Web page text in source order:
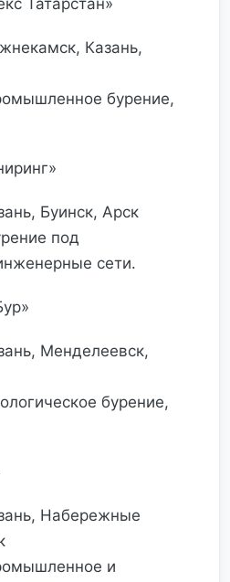
Татарстан»
Казань,
бурение,
Буинск, Арск
под
сети.
Менделеевск,
бурение,
Набережные
и